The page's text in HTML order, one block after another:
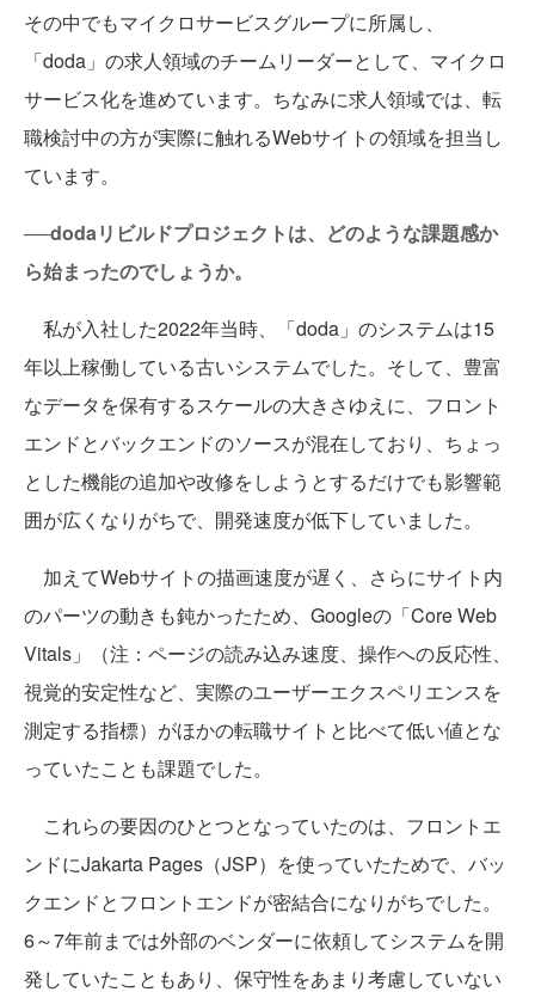
その中でもマイクロサービスグループに所属し、
「doda」の求人領域のチームリーダーとして、マイクロ
サービス化を進めています。ちなみに求人領域では、転
職検討中の方が実際に触れるWebサイトの領域を担当し
ています。
──dodaリビルドプロジェクトは、どのような課題感か
ら始まったのでしょうか。
私が入社した2022年当時、「doda」のシステムは15
年以上稼働している古いシステムでした。そして、豊富
なデータを保有するスケールの大きさゆえに、フロント
エンドとバックエンドのソースが混在しており、ちょっ
とした機能の追加や改修をしようとするだけでも影響範
囲が広くなりがちで、開発速度が低下していました。
加えてWebサイトの描画速度が遅く、さらにサイト内
のパーツの動きも鈍かったため、Googleの「Core Web
Vitals」（注：ページの読み込み速度、操作への反応性、
視覚的安定性など、実際のユーザーエクスペリエンスを
測定する指標）がほかの転職サイトと比べて低い値とな
っていたことも課題でした。
これらの要因のひとつとなっていたのは、フロントエ
ンドにJakarta Pages（JSP）を使っていたためで、バッ
クエンドとフロントエンドが密結合になりがちでした。
6～7年前までは外部のベンダーに依頼してシステムを開
発していたこともあり、保守性をあまり考慮していない